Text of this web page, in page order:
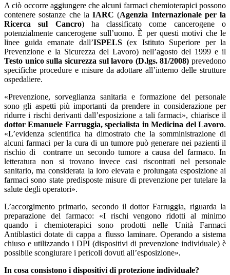
A ciò occorre aggiungere che alcuni farmaci chemioterapici possono
contenere sostanze che la IARC (Agenzia Internazionale per la
Ricerca sul Cancro) ha classificato come cancerogene o
potenzialmente cancerogene sull’uomo. È per questi motivi che le
linee guida emanate dall’ISPELS(ex Istituto Superiore per la
Prevenzione e la Sicurezza del Lavoro) nell’agosto del 1999 e il
Testo unico sulla sicurezza sul lavoro (D.lgs. 81/2008) prevedono
specifiche procedure e misure da adottare all’interno delle strutture
ospedaliere.
«Prevenzione, sorveglianza sanitaria e formazione del personale
sono gli aspetti più importanti da prendere in considerazione per
ridurre i rischi derivanti dall’esposizione a tali farmaci», chiarisce il
dottor Emanuele Farruggia, specialista in Medicina del Lavoro.
«L’evidenza scientifica ha dimostrato che la somministrazione di
alcuni farmaci per la cura di un tumore può generare nei pazienti il
rischio di contrarre un secondo tumore a causa del farmaco. In
letteratura non si trovano invece casi riscontrati nel personale
sanitario, ma considerata la loro elevata e prolungata esposizione ai
farmaci sono state predisposte misure di prevenzione per tutelare la
salute degli operatori».
L’accorgimento primario, secondo il dottor Farruggia, riguarda la
preparazione del farmaco: «I rischi vengono ridotti al minimo
quando i chemioterapici sono prodotti nelle Unità Farmaci
Antiblastici dotate di cappa a flusso laminare. Operando a sistema
chiuso e utilizzando i DPI (dispositivi di prevenzione individuale) è
possibile scongiurare i pericoli dovuti all’esposizione».
In cosa consistono i dispositivi di protezione individuale?